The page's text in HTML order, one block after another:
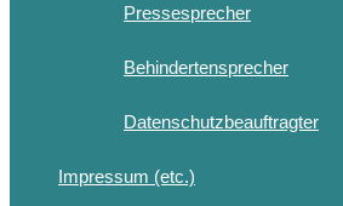
Pressesprecher
Behindertensprecher
Datenschutzbeauftragter
Impressum (etc.)